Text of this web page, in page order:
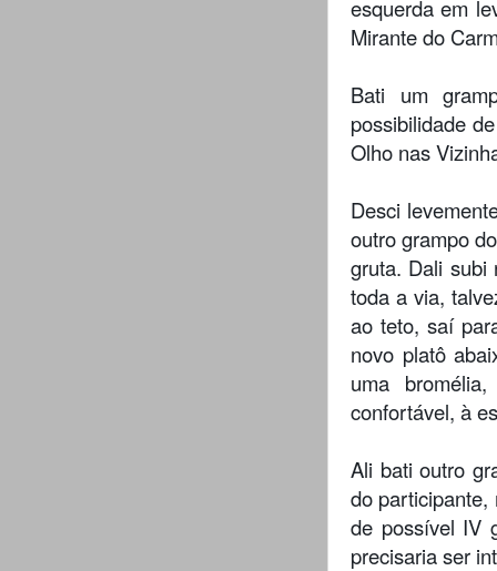
esquerda em
Mirante do
Bati um
possibilidade
Olho nas
Desci
outro grampo
gruta. Dali subi
toda a via,
ao teto, saí
novo platô
uma
confortável, à
Ali bati outro
do participante,
de possível IV
precisaria ser